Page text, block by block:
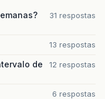
31 respostas
13 respostas
de
12 respostas
6 respostas